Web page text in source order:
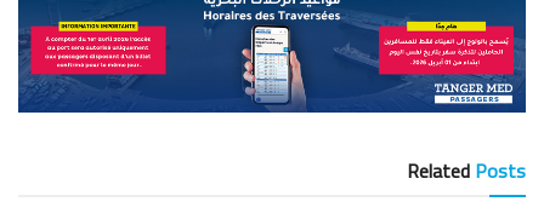
RelatedPosts